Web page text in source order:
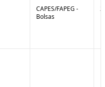
CAPES/FAPEG -
Bolsas